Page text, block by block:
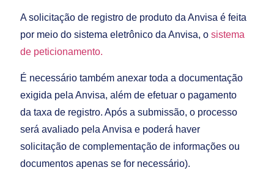
A solicitação de registro de produto da Anvisa é feita
por meio do sistema eletrônico da Anvisa, osistema
de peticionamento.
É necessário também anexar toda a documentação
exigida pela Anvisa, além de efetuar o pagamento
da taxa de registro. Após a submissão, o processo
será avaliado pela Anvisa e poderá haver
solicitação de complementação de informações ou
documentos apenas se for necessário).